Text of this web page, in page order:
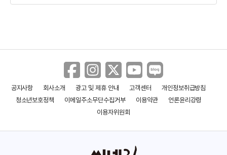
프레드릭 쇨베르 샤론 최
(1993)
공지사항 회사소개 광고 및 제휴 안내 고객센터
개인정보취급방침
청소년보호정책
이메일주소무단수집거부 이용약관
언론윤리강령
이용자위원회